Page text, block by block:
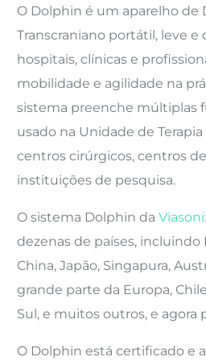
O Dolphin é um aparelho de
Transcraniano portátil , leve e
hospitais, clínicas e
mobilidade e agilidade na
sistema preenche múltiplas
usado na Unidade de
centros cirúrgicos, centros
instituições de pesquisa.
O sistema Dolphin da
dezenas de países, incluindo
China, Japão, Singapura,
grande parte da Europa,
Sul, e muitos outros, e agora
O Dolphin está certificado e